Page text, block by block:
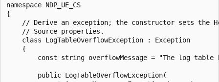
namespace NDP_UE_CS
{
// Derive an exception; the constructor sets the
    // Source properties.
    class LogTableOverflowException : Exception
    {
const string overflowMessage = "The log table
        public LogTableOverflowException(